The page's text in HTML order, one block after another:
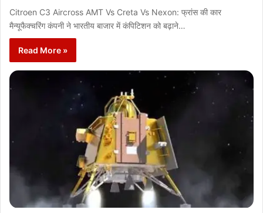
Citroen C3 Aircross AMT Vs Creta Vs Nexon: फ्रांस की कार
मैन्यूफैक्चरिंग कंपनी ने भारतीय बाजार में कंपिटिशन को बढ़ाने…
Read More »